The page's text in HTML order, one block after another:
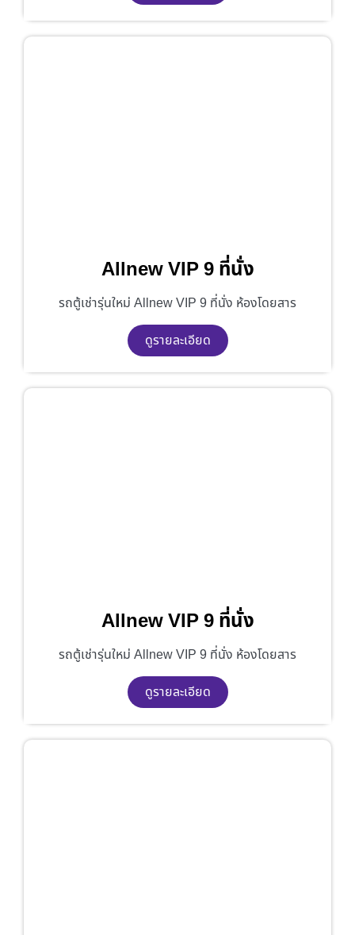
Allnew VIP 9 ที่นั่ง
รถตู้เช่ารุ่นใหม่ Allnew VIP 9 ที่นั่ง ห้องโดยสาร
ดูรายละเอียด
Allnew VIP 9 ที่นั่ง
รถตู้เช่ารุ่นใหม่ Allnew VIP 9 ที่นั่ง ห้องโดยสาร
ดูรายละเอียด